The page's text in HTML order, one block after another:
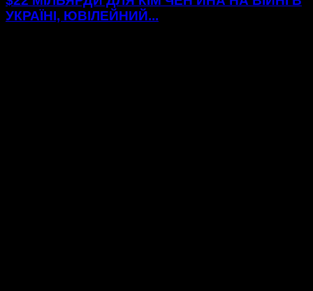
УКРАЇНІ, ЮВІЛЕЙНИЙ...